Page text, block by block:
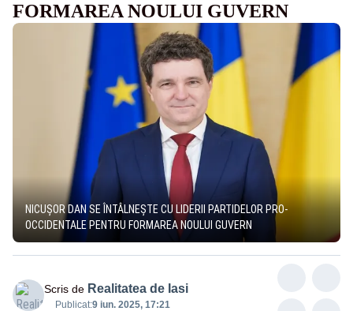
FORMAREA NOULUI GUVERN
NICUȘOR DAN SE ÎNTÂLNEȘTE CU LIDERII PARTIDELOR PRO-
OCCIDENTALE PENTRU FORMAREA NOULUI GUVERN
Scris de Realitatea de Iasi
Publicat:9 iun. 2025, 17:21